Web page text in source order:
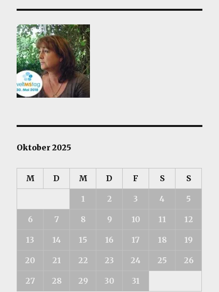
Oktober 2025
M D M D F S S
1 2 3 4 5
6 7 8 9 10 11 12
13 14 15 16 17 18 19
20 21 22 23 24 25 26
27 28 29 30 31